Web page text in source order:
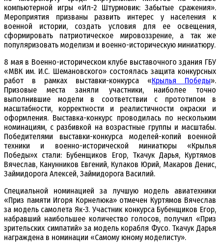
компьютерной игры «Ил-2 Штурмовик: Забытые сражения».
Мероприятия призваны развить интерес у населения к
военной истории, создать условия для ее освещения,
сформировать патриотическое мировоззрение, а так же
популяризовать моделизм и военно-историческую миниатюру.
8 мая в Военно-историческом клубе выставочного здания ГБУ
«МВК им. И.С. Шемановского» состоялась защита конкурсных
работ в рамках выставки-конкурса «Крылья Победы».
Призовые места заняли участники, наиболее точно
выполнившие модели в соответствии с прототипом в
масштабности, корректности и реалистичности окраски и
оформления. Выставка-конкурс проводилась по нескольким
номинациям, с разбивкой на возрастные группы и масштабы.
Победителями выставки-конкурса моделей-копий военной
техники и военно-исторической миниатюры «Крылья
Победы»х стали: Бубенщиков Егор, Ткачук Дарья, Куртямов
Вячеслав, Канунников Евгений, Кулаков Юрий, Макаров Денис,
Займидорога Алексей, Займидорога Василий.
Специальной номинацией за лучшую модель авиатехники
«Приз памяти Игоря Корнелюка» отмечен Куртямов Вячеслав
за модель самолета Як-3. Участник конкурса Бубенщиков Егор,
набравший наибольшее количество голосов, получил «Приз
зрительских симпатий» за модель корабля Фусо. Ткачук Дарья
награждена в номинации «Самому юному моделисту».